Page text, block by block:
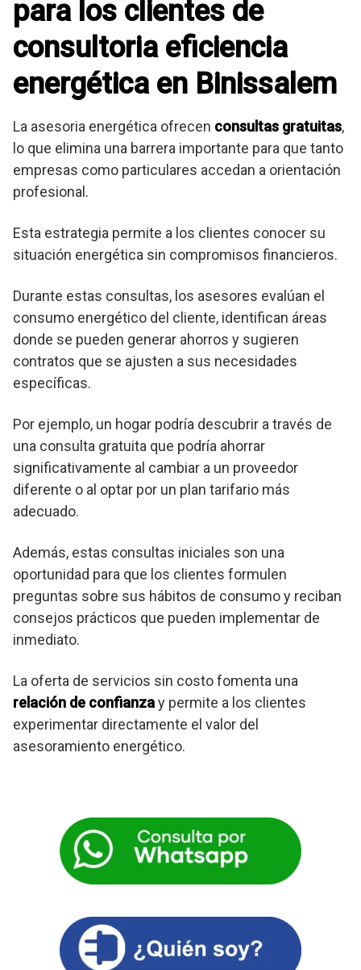
para los clientes de
consultoria eficiencia
energética en Binissalem
La asesoria energética ofrecen consultas gratuitas,
lo que elimina una barrera importante para que tanto
empresas como particulares accedan a orientación
profesional.
Esta estrategia permite a los clientes conocer su
situación energética sin compromisos financieros.
Durante estas consultas, los asesores evalúan el
consumo energético del cliente, identifican áreas
donde se pueden generar ahorros y sugieren
contratos que se ajusten a sus necesidades
específicas.
Por ejemplo, un hogar podría descubrir a través de
una consulta gratuita que podría ahorrar
significativamente al cambiar a un proveedor
diferente o al optar por un plan tarifario más
adecuado.
Además, estas consultas iniciales son una
oportunidad para que los clientes formulen
preguntas sobre sus hábitos de consumo y reciban
consejos prácticos que pueden implementar de
inmediato.
La oferta de servicios sin costo fomenta una
relación de confianzay permite a los clientes
experimentar directamente el valor del
asesoramiento energético.